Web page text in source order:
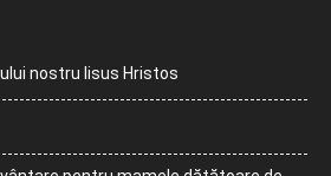
nostru Iisus Hristos